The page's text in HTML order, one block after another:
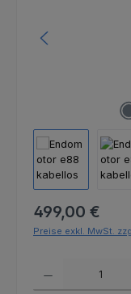
Regulärer Preis:
499,00 €
Preise exkl. MwSt.